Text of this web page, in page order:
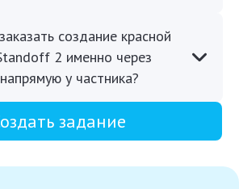
создание красной
2 именно через
у частника?
задание